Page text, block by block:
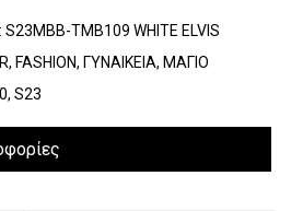
S23MBB-TMB109 WHITE ELVIS
, FASHION, ΓΥΝΑΙΚΕΙΑ, ΜΑΓΙΟ
, S23